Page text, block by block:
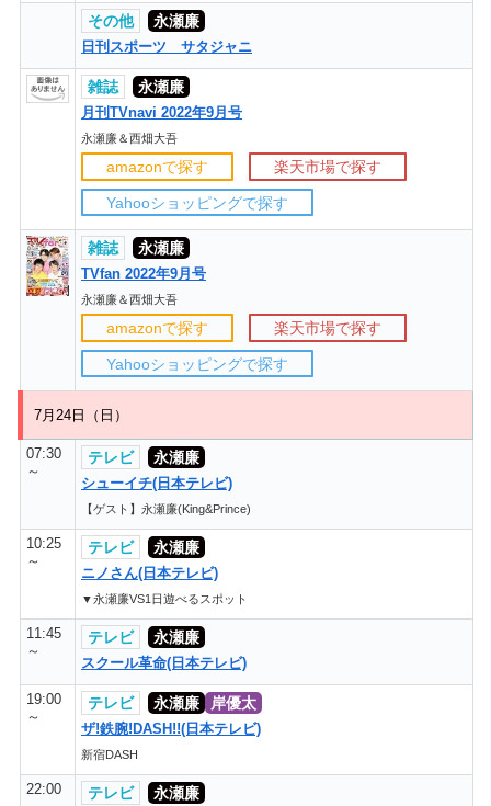
その他 永瀬廉
日刊スポーツ サタジャニ
雑誌 永瀬廉
月刊TVnavi 2022年9月号
永瀬廉＆西畑大吾
amazonで探す 楽天市場で探す
Yahooショッピングで探す
雑誌 永瀬廉
TVfan 2022年9月号
永瀬廉＆西畑大吾
amazonで探す 楽天市場で探す
Yahooショッピングで探す
7月24日（日）
07:30
～
テレビ 永瀬廉
シューイチ(日本テレビ)
【ゲスト】永瀬廉(King&Prince)
10:25
～
テレビ 永瀬廉
ニノさん(日本テレビ)
▼永瀬廉VS1日遊べるスポット
11:45
～
テレビ 永瀬廉
スクール革命(日本テレビ)
19:00
～
テレビ 永瀬廉 岸優太
ザ!鉄腕!DASH!!(日本テレビ)
新宿DASH
22:00
テレビ 永瀬廉